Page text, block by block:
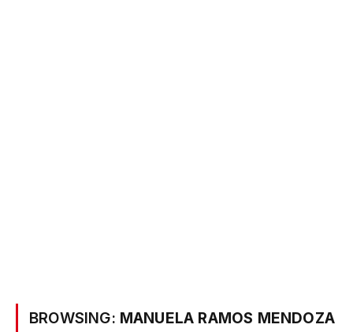
BROWSING: MANUELA RAMOS MENDOZA